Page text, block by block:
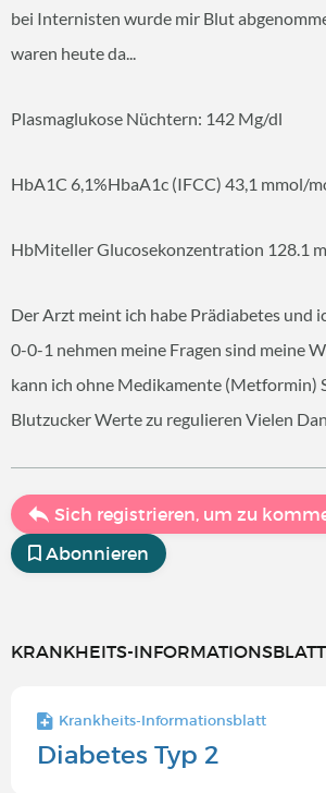
bei Internisten wurde mir Blut
waren heute da...
Plasmaglukose Nüchtern: 142 Mg/dl
HbA1C 6,1%HbaA1c (IFCC) 43,1 mmol/
HbMiteller Glucosekonzentration 128.1
Der Arzt meint ich habe Prädiabetes und
0-0-1 nehmen meine Fragen sind meine
kann ich ohne Medikamente (Metformin)
Blutzucker Werte zu regulieren Vielen
Sich registrieren, um zu
Abonnieren
KRANKHEITS-INFORMATIONSBLATT
Krankheits-Informationsblatt
Diabetes Typ 2